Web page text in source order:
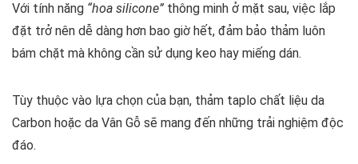
Với tính năng “hoa silicone” thông minh ở mặt sau, việc lắp
đặt trở nên dễ dàng hơn bao giờ hết, đảm bảo thảm luôn
bám chặt mà không cần sử dụng keo hay miếng dán.
Tùy thuộc vào lựa chọn của bạn, thảm taplo chất liệu da
Carbon hoặc da Vân Gỗ sẽ mang đến những trải nghiệm độc
đáo.